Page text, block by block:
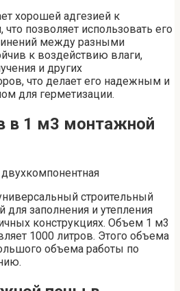
хорошей адгезией к
позволяет использовать его
между разными
к воздействию влаги,
и других
что делает его надежным и
для герметизации.
в 1 м3 монтажной
строительный
заполнения и утепления
конструкциях. Объем 1 м3
1000 литров. Этого объема
объема работы по